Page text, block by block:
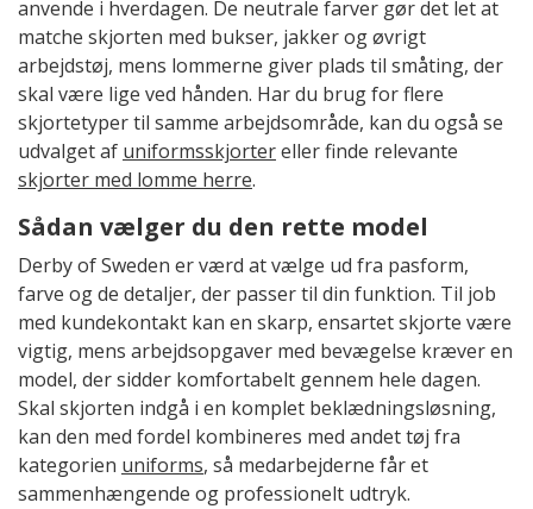
anvende i hverdagen. De neutrale farver gør det let at
matche skjorten med bukser, jakker og øvrigt
arbejdstøj, mens lommerne giver plads til småting, der
skal være lige ved hånden. Har du brug for flere
skjortetyper til samme arbejdsområde, kan du også se
udvalget af uniformsskjortereller finde relevante
skjorter med lomme herre.
Sådan vælger du den rette model
Derby of Sweden er værd at vælge ud fra pasform,
farve og de detaljer, der passer til din funktion. Til job
med kundekontakt kan en skarp, ensartet skjorte være
vigtig, mens arbejdsopgaver med bevægelse kræver en
model, der sidder komfortabelt gennem hele dagen.
Skal skjorten indgå i en komplet beklædningsløsning,
kan den med fordel kombineres med andet tøj fra
kategorien uniforms, så medarbejderne får et
sammenhængende og professionelt udtryk.